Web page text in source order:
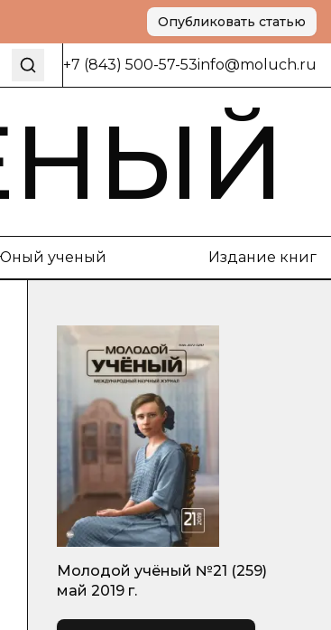
Опубликовать статью
+7 (843) 500-57-53info@moluch.ru
ученый Издание книг
Молодой учёный №21 (259)
май 2019 г.